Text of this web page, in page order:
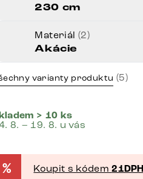
230 cm
Materiál (2)
Akácie
varianty produktu (5)
> 10 ks
8. – 19. 8. u vás
% Koupit s kódem21DPH